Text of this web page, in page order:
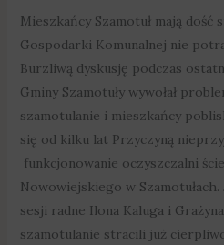
Mieszkańcy Szamotuł mają dość
Gospodarki Komunalnej nie
Burzliwą dyskusję podczas
Gminy Szamotuły wywołał
szamotulanie i mieszkańcy
się od kilku lat Przyczyną
funkcjonowanie oczyszczalni
Nowowiejskiego w Szamotułach.
sesji radne Ilona Kaluga i
szamotulanie stracili już